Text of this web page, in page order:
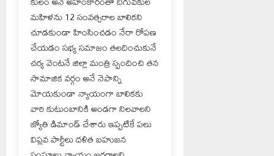
మహిళను 12 సంవత్సరాల బాలికని
చూడకుండా హింసించడం నేరా రోపణ
చేయడం సభ్య సమాజం తలదించుకునే
చర్య వెంటనే జిల్లా మంత్రి స్పందించి తన
సామాజిక వర్గం అనే నెపాన్ని
మోయకుండా న్యాయంగా బాలికకు
వారి కుటుంబానికి అండగా నిలవాలని
జ్యోతి డిమాండ్ చేశారు ఇప్పటికే పలు
విప్లవ పార్టీలు దళిత బహుజన